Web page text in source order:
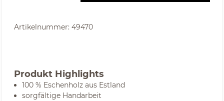
Artikelnummer: 49470
Produkt Highlights
100 % Eschenholz aus Estland
sorgfältige Handarbeit